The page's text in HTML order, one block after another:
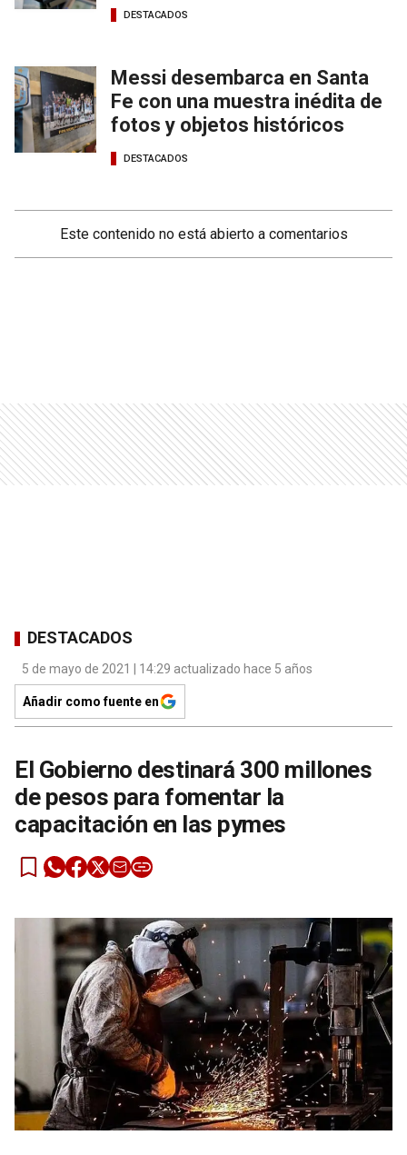
DESTACADOS
Messi desembarca en Santa
Fe con una muestra inédita de
fotos y objetos históricos
DESTACADOS
Este contenido no está abierto a comentarios
DESTACADOS
5 de mayo de 2021 | 14:29 actualizado hace 5 años
Añadir como fuente en
El Gobierno destinará 300 millones
de pesos para fomentar la
capacitación en las pymes